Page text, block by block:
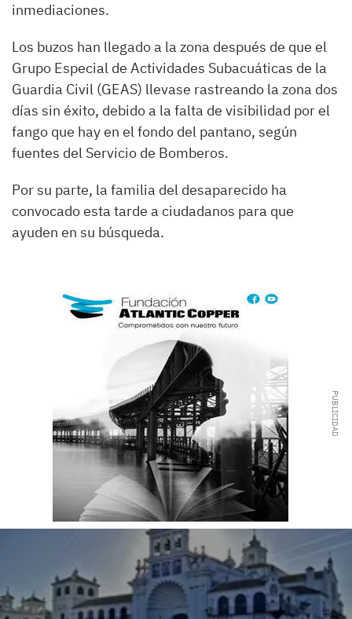
inmediaciones.
Los buzos han llegado a la zona después de que el
Grupo Especial de Actividades Subacuáticas de la
Guardia Civil (GEAS) llevase rastreando la zona dos
días sin éxito, debido a la falta de visibilidad por el
fango que hay en el fondo del pantano, según
fuentes del Servicio de Bomberos.
Por su parte, la familia del desaparecido ha
convocado esta tarde a ciudadanos para que
ayuden en su búsqueda.